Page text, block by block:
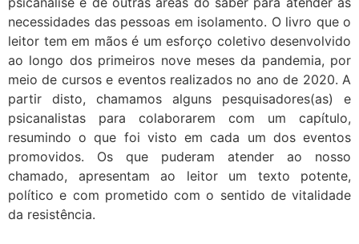
necessidades das pessoas em isolamento. O livro que o
leitor tem em mãos é um esforço coletivo desenvolvido
ao longo dos primeiros nove meses da pandemia, por
meio de cursos e eventos realizados no ano de 2020. A
partir disto, chamamos alguns pesquisadores(as) e
psicanalistas para colaborarem com um capítulo,
resumindo o que foi visto em cada um dos eventos
promovidos. Os que puderam atender ao nosso
chamado, apresentam ao leitor um texto potente,
político e com prometido com o sentido de vitalidade
da resistência.